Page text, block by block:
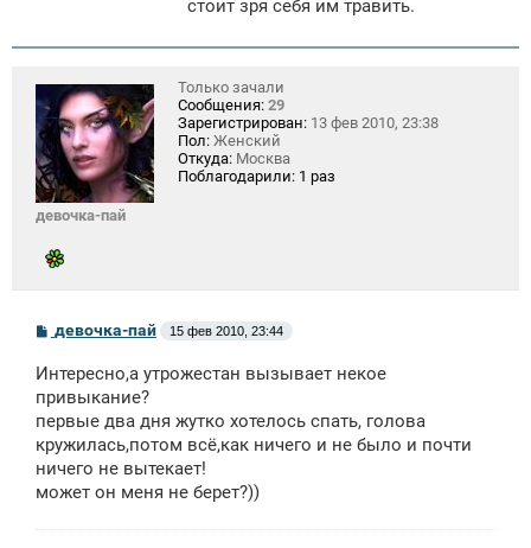
стоит зря себя им травить.
девочка-пай
Только зачали
Сообщения: 29
Зарегистрирован: 13 фев 2010, 23:38
Пол: Женский
Откуда: Москва
Поблагодарили: 1 раз
С
б
щ
е
н
и
девочка-пай 15 фев 2010, 23:44
Интересно,а утрожестан вызывает некое
привыкание?
первые два дня жутко хотелось спать, голова
кружилась,потом всё,как ничего и не было и почти
ничего не вытекает!
может он меня не берет?))